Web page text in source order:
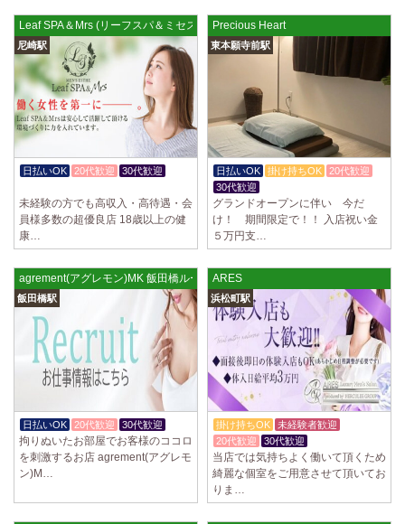
Leaf SPA＆Mrs (リーフスパ＆ミセス) 尼崎ルーム
尼崎駅
日払いOK 20代歓迎
30代歓迎
未経験の方でも高収入・高待遇・会
員様多数の超優良店 18歳以上の健
康…
Precious Heart
東本願寺前駅
日払いOK 掛け持ちOK
20代歓迎
30代歓迎
グランドオープンに伴い 今だ
け！ 期間限定で！！ 入店祝い金
５万円支…
agrement(アグレモン)MK 飯田橋ルーム
飯田橋駅
日払いOK 20代歓迎 30代歓迎
拘りぬいたお部屋でお客様のココロ
を刺激するお店 agrement(アグレモ
ン)M…
ARES
浜松町駅
掛け持ちOK
未経験者歓迎
20代歓迎
30代歓迎
当店では気持ちよく働いて頂くため
綺麗な個室をご用意させて頂いてお
りま…